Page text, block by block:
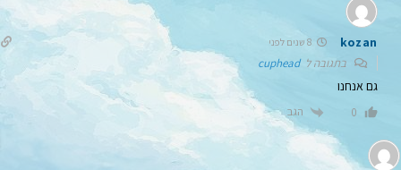
kozan 8 שנים לפני
בתגובה לcuphead
גם אנחנו
0 הגב